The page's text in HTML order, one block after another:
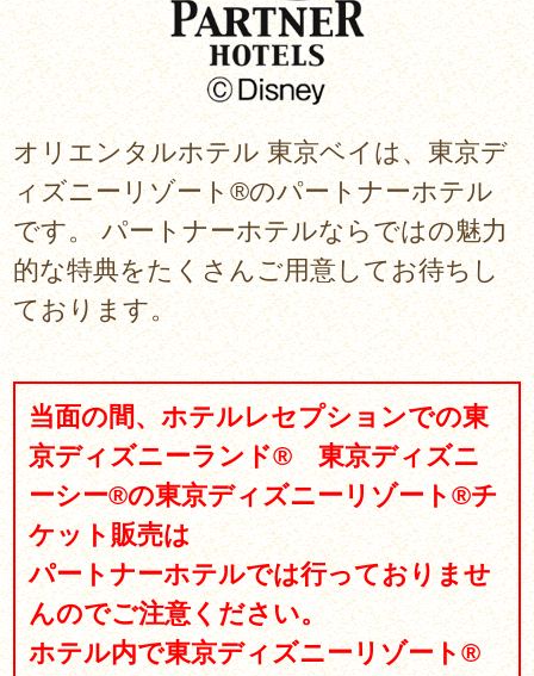
オリエンタルホテル 東京ベイは、東京デ
ィズニーリゾート®のパートナーホテル
です。パートナーホテルならではの魅力
的な特典をたくさんご用意してお待ちし
ております。
当面の間、ホテルレセプションでの東
京ディズニーランド® 東京ディズニ
ーシー®の東京ディズニーリゾート®チ
ケット販売は
パートナーホテルでは行っておりませ
んのでご注意ください。
ホテル内で東京ディズニーリゾート®